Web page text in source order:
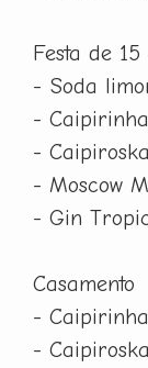
Festa de 15
- Soda
- Caipirinha
-
- Moscow
- Gin
Casamento
- Caipirinha
-